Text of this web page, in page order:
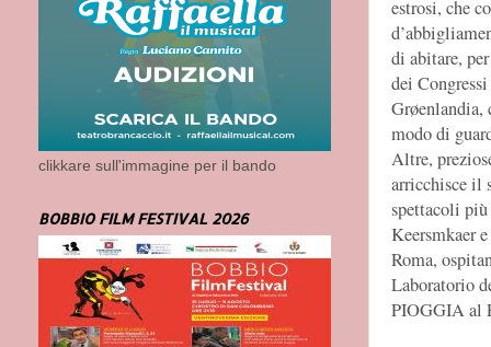
estrosi, che
di abitare,
dei
Grøenlandia,
modo di
Altre,
arricchisce il
spettacoli più
Keersmkaer
Roma,
Laboratorio
PIOGGIA al
clikkare sull'immagine per il bando
BOBBIO FILM FESTIVAL 2026